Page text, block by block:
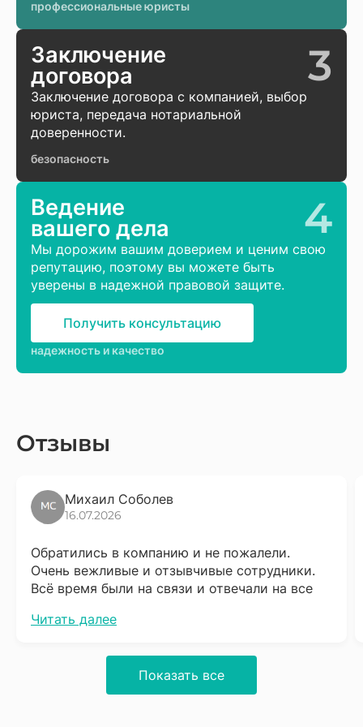
профессиональные юристы
Заключение
договора
3
Заключение договора с компанией, выбор
юриста, передача нотариальной
доверенности.
безопасность
Ведение
вашего дела
4
Мы дорожим вашим доверием и ценим свою
репутацию, поэтому вы можете быть
уверены в надежной правовой защите.
Получить консультацию
надежность и качество
Отзывы
Михаил Соболев
16.07.2026
Обратились в компанию и не пожалели.
Очень вежливые и отзывчивые сотрудники.
Всё время были на связи и отвечали на все
терпения, процесс довольно не быстрый, но
советовать соседям.
Читать далее
Показать все